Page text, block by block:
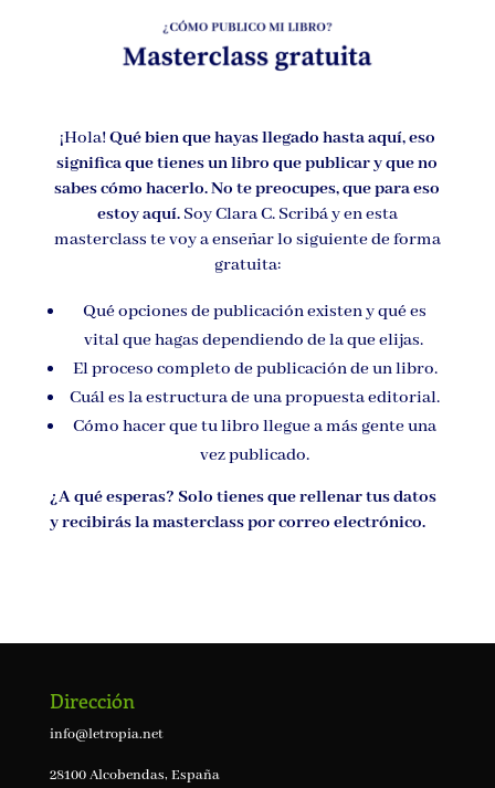
¡Hola!Qué bien que hayas llegado hasta aquí, eso
significa que tienes un libro que publicar y que no
sabes cómo hacerlo. No te preocupes, que para eso
estoy aquí.Soy Clara C. Scribá y en esta
masterclass te voy a enseñar lo siguiente de forma
gratuita:
Qué opciones de publicación existen y qué es
vital que hagas dependiendo de la que elijas.
El proceso completo de publicación de un libro.
Cuál es la estructura de una propuesta editorial.
Cómo hacer que tu libro llegue a más gente una
vez publicado.
¿A qué esperas? Solo tienes que rellenar tus datos
y recibirás la masterclass por correo electrónico.
Dirección
info@letropia.net
28100 Alcobendas, España